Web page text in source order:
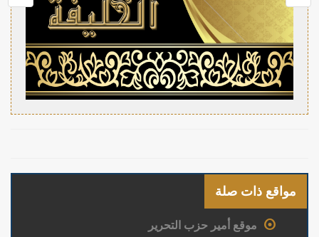
مواقع ذات صلة
موقع أمير حزب التحرير